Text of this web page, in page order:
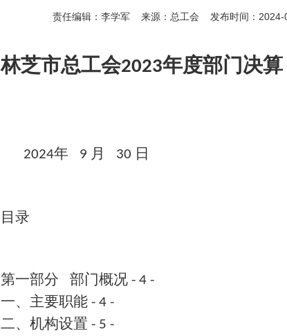
责任编辑：李学军 来源：总工会 发布时间：2024-
林芝市总工会2023年度部门决算
2024年 9 月 30 日
目录
第一部分 部门概况 - 4 -
一、主要职能 - 4 -
二、机构设置 - 5 -